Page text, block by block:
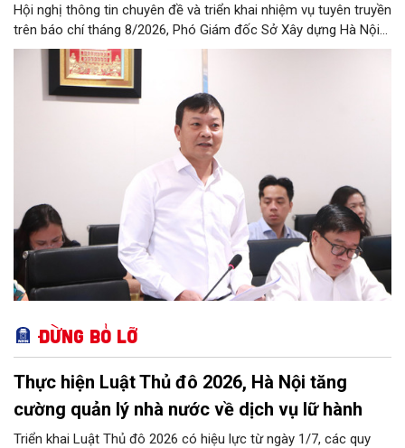
Hội nghị thông tin chuyên đề và triển khai nhiệm vụ tuyên truyền
trên báo chí tháng 8/2026, Phó Giám đốc Sở Xây dựng Hà Nội
Trương Hải Long đã thông tin về việc tổ chức triển khai thực
hiện các giải pháp về xử lý úng ngập trên địa bàn thành phố.
Đừng bỏ lỡ
Thực hiện Luật Thủ đô 2026, Hà Nội tăng
cường quản lý nhà nước về dịch vụ lữ hành
Triển khai Luật Thủ đô 2026 có hiệu lực từ ngày 1/7, các quy